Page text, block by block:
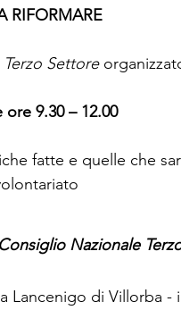
RIFORMARE
Terzo Settore
9.30 – 12.00
fatte e quelle che
Nazionale
Lancenigo di Villorba -